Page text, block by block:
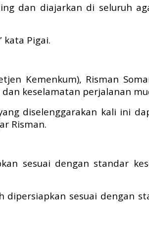
dan diajarkan di seluruh
kata Pigai.
Kemenkum), Risman
keselamatan perjalanan
diselenggarakan kali ini
Risman.
sesuai dengan standar
sesuai dengan